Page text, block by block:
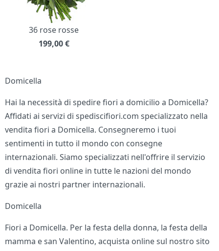
36 rose rosse
199,00 €
Domicella
Hai la necessità di spedire fiori a domicilio a Domicella?
Affidati ai servizi di spediscifiori.com specializzato nella
vendita fiori a Domicella. Consegneremo i tuoi
sentimenti in tutto il mondo con consegne
internazionali. Siamo specializzati nell'offrire il servizio
di vendita fiori online in tutte le nazioni del mondo
grazie ai nostri partner internazionali.
Domicella
Fiori a Domicella. Per la festa della donna, la festa della
mamma e san Valentino, acquista online sul nostro sito